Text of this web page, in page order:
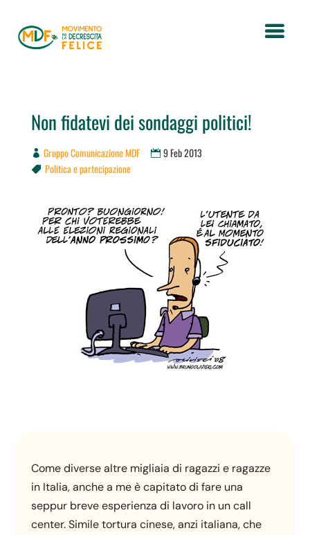
Non fidatevi dei sondaggi politici!
Gruppo Comunicazione MDF 9 Feb 2013
 Politica e partecipazione
Come diverse altre migliaia di ragazzi e ragazze
in Italia, anche a me è capitato di fare una
seppur breve esperienza di lavoro in un call
center. Simile tortura cinese, anzi italiana, che